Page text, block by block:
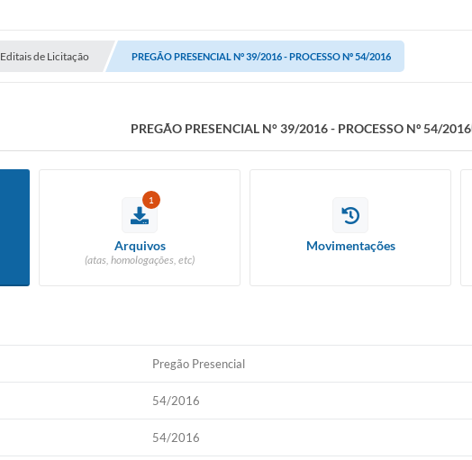
Editais de Licitação PREGÃO PRESENCIAL N° 39/2016 - PROCESSO Nº 54/2016
PREGÃO PRESENCIAL N° 39/2016 - PROCESSO Nº 54/2016
1
Arquivos
(atas, homologações, etc)
Movimentações
Pregão Presencial
54/2016
54/2016